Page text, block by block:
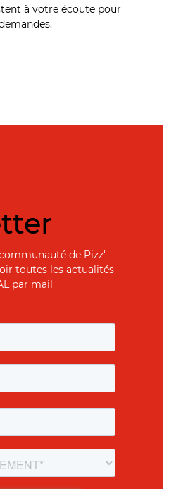
à votre écoute pour
de Pizz'
toutes les actualités
par mail